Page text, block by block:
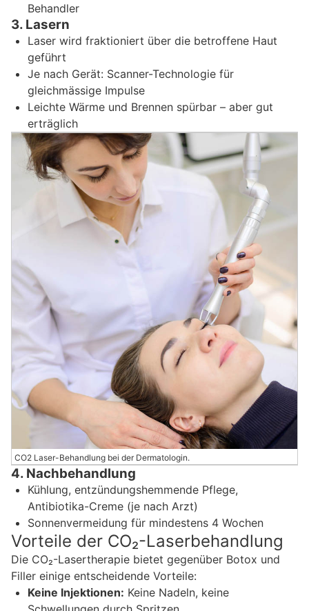
Behandler
3. Lasern
Laser wird fraktioniert über die betroffene Haut
geführt
Je nach Gerät: Scanner-Technologie für
gleichmässige Impulse
Leichte Wärme und Brennen spürbar – aber gut
erträglich
CO2 Laser-Behandlung bei der Dermatologin.
4. Nachbehandlung
Kühlung, entzündungshemmende Pflege,
Antibiotika-Creme (je nach Arzt)
Sonnenvermeidung für mindestens 4 Wochen
Vorteile der CO₂-Laserbehandlung
Die CO₂-Lasertherapie bietet gegenüber Botox und
Filler einige entscheidende Vorteile:
Keine Injektionen: Keine Nadeln, keine